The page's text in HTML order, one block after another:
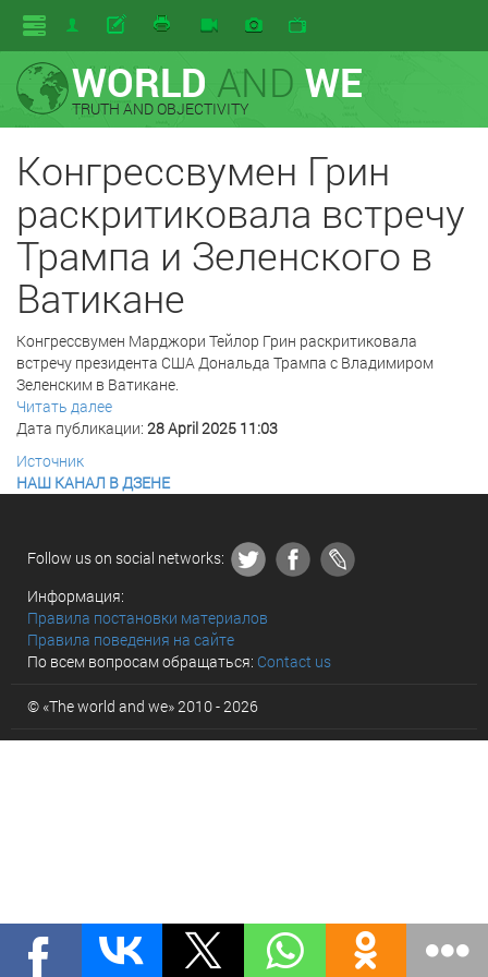
WORLD AND WE
TRUTH AND OBJECTIVITY
Конгрессвумен Грин
раскритиковала встречу
Трампа и Зеленского в
Ватикане
Конгрессвумен Марджори Тейлор Грин раскритиковала
встречу президента США Дональда Трампа с Владимиром
Зеленским в Ватикане.
Читать далее
Дата публикации: 28 April 2025 11:03
Источник
НАШ КАНАЛ В ДЗЕНЕ
Follow us on social networks:
Информация:
Правила постановки материалов
Правила поведения на сайте
По всем вопросам обращаться: Contact us
© «The world and we» 2010 - 2026